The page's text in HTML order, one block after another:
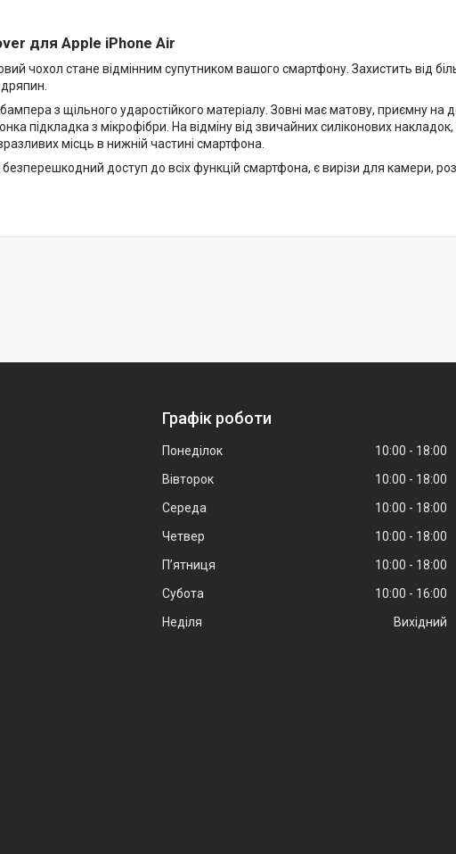
для Apple iPhone Air
чохол стане відмінним супутником вашого смартфону. Захистить від
з щільного ударостійкого матеріалу. Зовні має матову, приємну
підкладка з мікрофібри. На відміну від звичайних силіконових
місць в нижній частині смартфона.
доступ до всіх функцій смартфона, є вирізи для камери,
Графік роботи
Понеділок 10:00
18:00
Вівторок
10:00
18:00
Середа
10:00
18:00
Четвер
10:00
18:00
Пʼятниця
10:00
18:00
Субота
10:00
16:00
Неділя
Вихідний